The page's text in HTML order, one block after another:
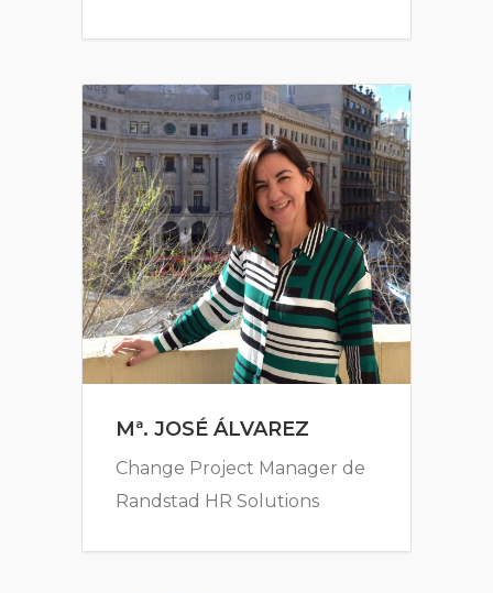
Mª. JOSÉ ÁLVAREZ
Change Project Manager de
Randstad HR Solutions